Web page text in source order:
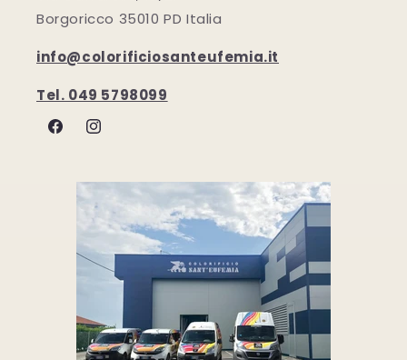
Borgoricco 35010 PD Italia
info@colorificiosanteufemia.it
Tel. 049 5798099
FacebookInstagram